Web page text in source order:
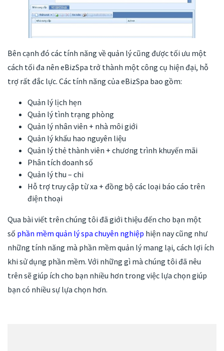
Bên cạnh đó các tính năng về quản lý cũng được tối ưu một
cách tối đa nên eBizSpa trở thành một công cụ hiện đại, hỗ
trợ rất đắc lực. Các tính năng của eBizSpa bao gồm:
Quản lý lịch hẹn
Quản lý tình trạng phòng
Quản lý nhân viên + nhà môi giới
Quản lý khấu hao nguyên liệu
Quản lý thẻ thành viên + chương trình khuyến mãi
Phân tích doanh số
Quản lý thu – chi
Hỗ trợ truy cập từ xa + đồng bộ các loại báo cáo trên
điện thoại
Qua bài viết trên chúng tôi đã giới thiệu đến cho bạn một
số phần mềm quản lý spa chuyên nghiệp hiện nay cũng như
những tính năng mà phần mềm quản lý mang lại, cách lợi ích
khi sử dụng phần mềm. Với những gì mà chúng tôi đã nêu
trên sẽ giúp ích cho bạn nhiều hơn trong việc lựa chọn giúp
bạn có nhiều sự lựa chọn hơn.